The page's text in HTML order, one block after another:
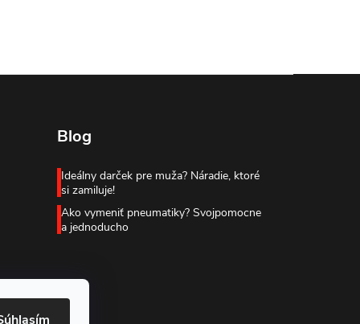
Blog
Ideálny darček pre muža? Náradie, ktoré
si zamiluje!
Ako vymeniť pneumatiky? Svojpomocne
a jednoducho